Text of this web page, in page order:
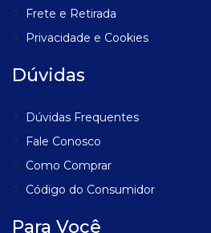
Frete e Retirada
Privacidade e Cookies
Dúvidas
Dúvidas Frequentes
Fale Conosco
Como Comprar
Código do Consumidor
Para Você